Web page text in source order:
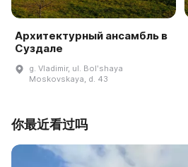
Архитектурный ансамбль в
Суздале
g. Vladimir, ul. Bolʹshaya
Moskovskaya, d. 43
你最近看过吗